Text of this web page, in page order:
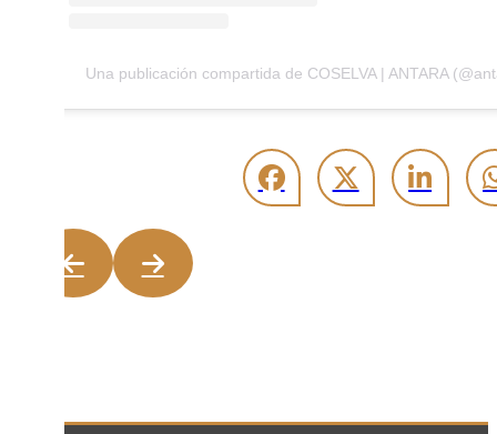
Una publicación compartida de COSELVA | ANTARA